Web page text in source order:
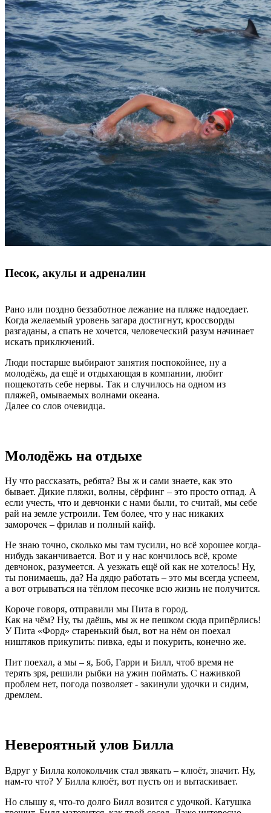
Песок, акулы и адреналин
Рано или поздно беззаботное лежание на пляже надоедает.
Когда желаемый уровень загара достигнут, кроссворды
разгаданы, а спать не хочется, человеческий разум начинает
искать приключений.
Люди постарше выбирают занятия поспокойнее, ну а
молодёжь, да ещё и отдыхающая в компании, любит
пощекотать себе нервы. Так и случилось на одном из
пляжей, омываемых волнами океана.
Далее со слов очевидца.
Молодёжь на отдыхе
Ну что рассказать, ребята? Вы ж и сами знаете, как это
бывает. Дикие пляжи, волны, сёрфинг – это просто отпад. А
если учесть, что и девчонки с нами были, то считай, мы себе
рай на земле устроили. Тем более, что у нас никаких
заморочек – фрилав и полный кайф.
Не знаю точно, сколько мы там тусили, но всё хорошее когда-
нибудь заканчивается. Вот и у нас кончилось всё, кроме
девчонок, разумеется. А уезжать ещё ой как не хотелось! Ну,
ты понимаешь, да? На дядю работать – это мы всегда успеем,
а вот отрываться на тёплом песочке всю жизнь не получится.
Короче говоря, отправили мы Пита в город.
Как на чём? Ну, ты даёшь, мы ж не пешком сюда припёрлись!
У Пита «Форд» старенький был, вот на нём он поехал
ништяков прикупить: пивка, еды и покурить, конечно же.
Пит поехал, а мы – я, Боб, Гарри и Билл, чтоб время не
терять зря, решили рыбки на ужин поймать. С наживкой
проблем нет, погода позволяет - закинули удочки и сидим,
дремлем.
Невероятный улов Билла
Вдруг у Билла колокольчик стал звякать – клюёт, значит. Ну,
нам-то что? У Билла клюёт, вот пусть он и вытаскивает.
Но слышу я, что-то долго Билл возится с удочкой. Катушка